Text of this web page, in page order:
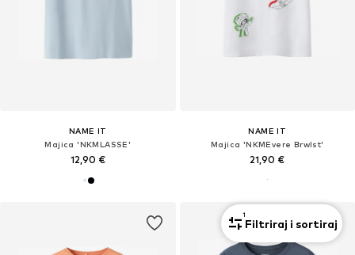
NAME IT
Majica 'NKMLASSE'
12,90 €
NAME IT
Majica 'NKMEvere Brwlst'
21,90 €
1
Filtriraj i sortiraj